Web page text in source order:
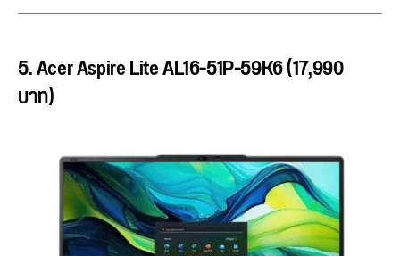
5. Acer Aspire Lite AL16-51P-59K6 (17,990
บาท)